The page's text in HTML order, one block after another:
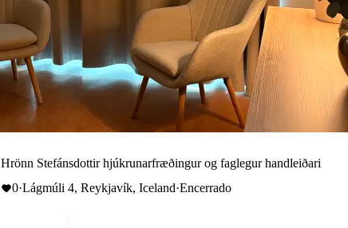
Hrönn Stefánsdottir hjúkrunarfræðingur og faglegur handleiðari
0·Lágmúli 4, Reykjavík, Iceland·Encerrado